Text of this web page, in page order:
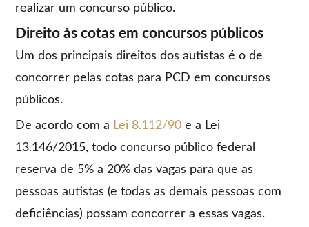
realizar um concurso público.
Direito às cotas em concursos públicos
Um dos principais direitos dos autistas é o de
concorrer pelas cotas para PCD em concursos
públicos.
De acordo com a Lei 8.112/90 e a Lei
13.146/2015, todo concurso público federal
reserva de 5% a 20% das vagas para que as
pessoas autistas (e todas as demais pessoas com
deficiências) possam concorrer a essas vagas.